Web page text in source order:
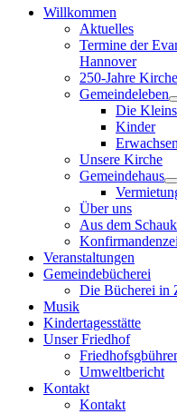
Willkommen
Aktuelles
Termine der
Hannover
250-Jahre
Gemeindeleben
Die
Kinder
Unsere Kirche
Gemeindehaus
Über uns
Aus dem
Veranstaltungen
Gemeindebücherei
Die Bücherei in
Musik
Kindertagesstätte
Unser Friedhof
Umweltbericht
Kontakt
Kontakt